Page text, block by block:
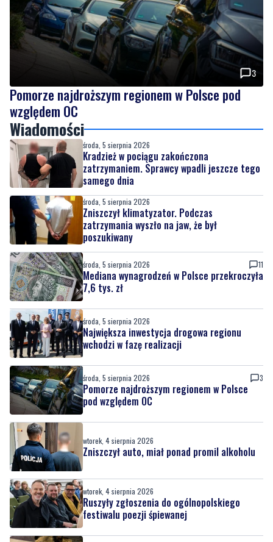
3
Pomorze najdroższym regionem w Polsce pod
względem OC
Wiadomości
środa, 5 sierpnia 2026
Kradzież w pociągu zakończona
zatrzymaniem. Sprawcy wpadli jeszcze tego
samego dnia
środa, 5 sierpnia 2026
Zniszczył klimatyzator. Podczas
zatrzymania wyszło na jaw, że był
poszukiwany
środa, 5 sierpnia 2026 11
Mediana wynagrodzeń w Polsce przekroczyła
7,6 tys. zł
środa, 5 sierpnia 2026
Największa inwestycja drogowa regionu
wchodzi w fazę realizacji
środa, 5 sierpnia 2026 3
Pomorze najdroższym regionem w Polsce
pod względem OC
wtorek, 4 sierpnia 2026
Zniszczył auto, miał ponad promil alkoholu
wtorek, 4 sierpnia 2026
Ruszyły zgłoszenia do ogólnopolskiego
festiwalu poezji śpiewanej